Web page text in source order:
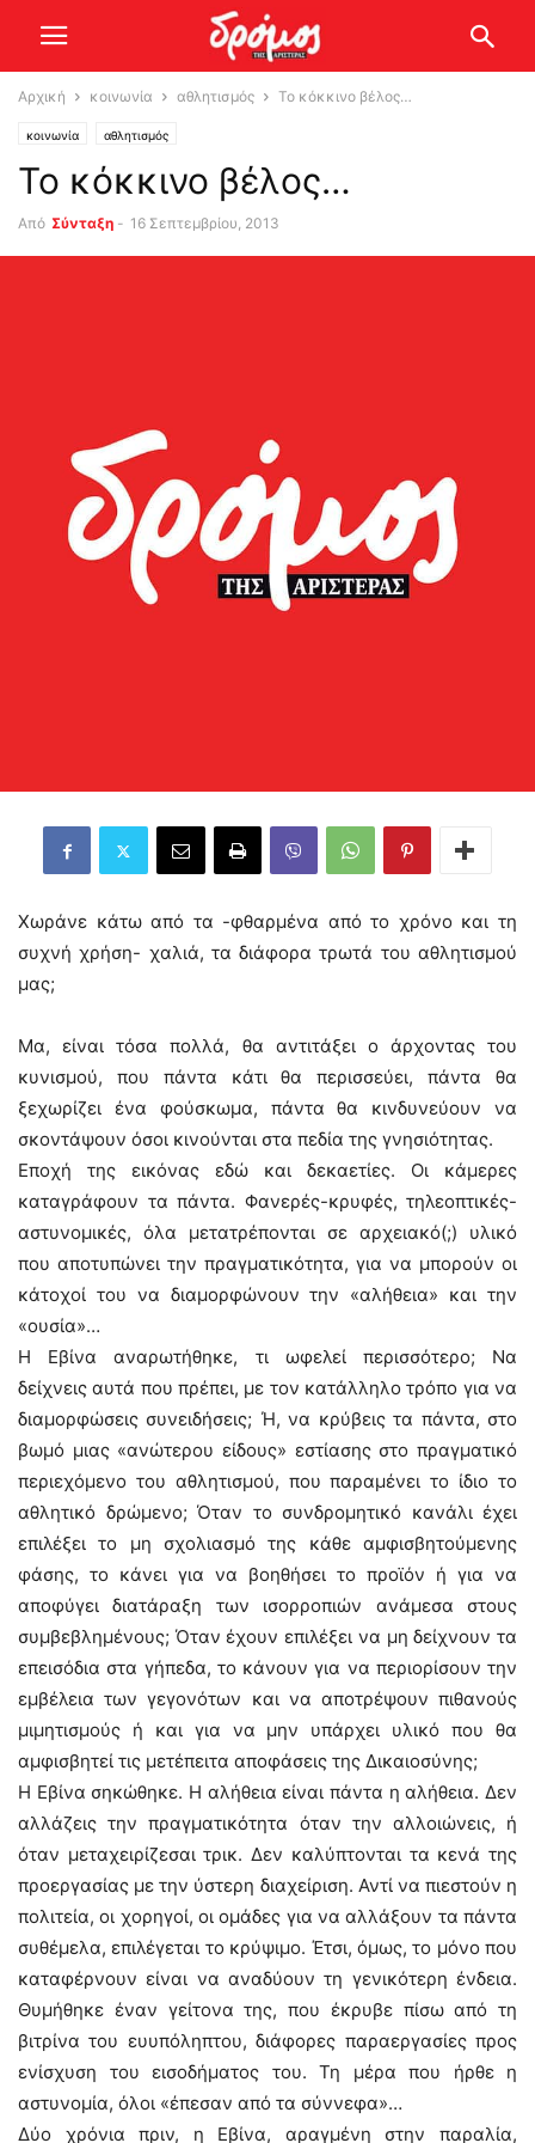
Αρχική κοινωνία αθλητισμός Το κόκκινο βέλος…
κοινωνία αθλητισμός
Το κόκκινο βέλος…
Από Σύνταξη - 16 Σεπτεμβρίου, 2013
Χωράνε κάτω από τα -φθαρμένα από το χρόνο και τη
συχνή χρήση- χαλιά, τα διάφορα τρωτά του αθλητισμού
μας;
Μα, είναι τόσα πολλά, θα αντιτάξει ο άρχοντας του
κυνισμού, που πάντα κάτι θα περισσεύει, πάντα θα
ξεχωρίζει ένα φούσκωμα, πάντα θα κινδυνεύουν να
σκοντάψουν όσοι κινούνται στα πεδία της γνησιότητας.
Εποχή της εικόνας εδώ και δεκαετίες. Οι κάμερες
καταγράφουν τα πάντα. Φανερές-κρυφές, τηλεοπτικές-
αστυνομικές, όλα μετατρέπονται σε αρχειακό(;) υλικό
που αποτυπώνει την πραγματικότητα, για να μπορούν οι
κάτοχοί του να διαμορφώνουν την «αλήθεια» και την
«ουσία»…
Η Εβίνα αναρωτήθηκε, τι ωφελεί περισσότερο; Να
δείχνεις αυτά που πρέπει, με τον κατάλληλο τρόπο για να
διαμορφώσεις συνειδήσεις; Ή, να κρύβεις τα πάντα, στο
βωμό μιας «ανώτερου είδους» εστίασης στο πραγματικό
περιεχόμενο του αθλητισμού, που παραμένει το ίδιο το
αθλητικό δρώμενο; Όταν το συνδρομητικό κανάλι έχει
επιλέξει το μη σχολιασμό της κάθε αμφισβητούμενης
φάσης, το κάνει για να βοηθήσει το προϊόν ή για να
αποφύγει διατάραξη των ισορροπιών ανάμεσα στους
συμβεβλημένους; Όταν έχουν επιλέξει να μη δείχνουν τα
επεισόδια στα γήπεδα, το κάνουν για να περιορίσουν την
εμβέλεια των γεγονότων και να αποτρέψουν πιθανούς
μιμητισμούς ή και για να μην υπάρχει υλικό που θα
αμφισβητεί τις μετέπειτα αποφάσεις της Δικαιοσύνης;
Η Εβίνα σηκώθηκε. Η αλήθεια είναι πάντα η αλήθεια. Δεν
αλλάζεις την πραγματικότητα όταν την αλλοιώνεις, ή
όταν μεταχειρίζεσαι τρικ. Δεν καλύπτονται τα κενά της
προεργασίας με την ύστερη διαχείριση. Αντί να πιεστούν η
πολιτεία, οι χορηγοί, οι ομάδες για να αλλάξουν τα πάντα
συθέμελα, επιλέγεται το κρύψιμο. Έτσι, όμως, το μόνο που
καταφέρνουν είναι να αναδύουν τη γενικότερη ένδεια.
Θυμήθηκε έναν γείτονα της, που έκρυβε πίσω από τη
βιτρίνα του ευυπόληπτου, διάφορες παραεργασίες προς
ενίσχυση του εισοδήματος του. Τη μέρα που ήρθε η
αστυνομία, όλοι «έπεσαν από τα σύννεφα»…
Δύο χρόνια πριν, η Εβίνα, αραγμένη στην παραλία,